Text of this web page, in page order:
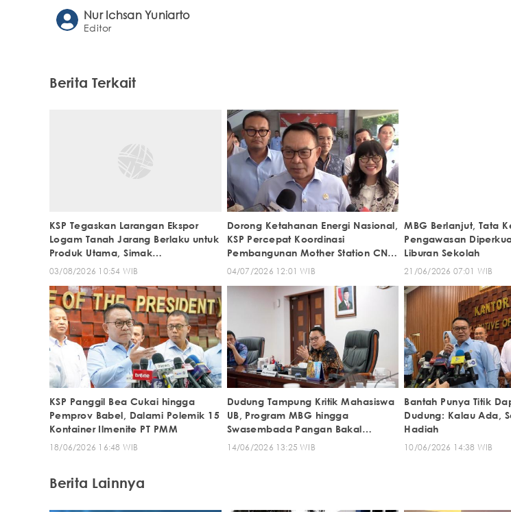
Nur Ichsan Yuniarto
Editor
Berita Terkait
KSP Tegaskan Larangan Ekspor
Logam Tanah Jarang Berlaku untuk
Produk Utama, Simak
Penjelasannya
03/08/2026 10:54 WIB
Dorong Ketahanan Energi Nasional,
KSP Percepat Koordinasi
Pembangunan Mother Station CNG
Muara Enim
04/07/2026 12:01 WIB
MBG Berlanjut, Tata
Pengawasan
Liburan Sekolah
21/06/2026 07:01 WIB
KSP Panggil Bea Cukai hingga
Pemprov Babel, Dalami Polemik 15
Kontainer Ilmenite PT PMM
18/06/2026 16:48 WIB
Dudung Tampung Kritik Mahasiswa
UB, Program MBG hingga
Swasembada Pangan Bakal
Dievaluasi
14/06/2026 13:25 WIB
Bantah Punya Titik
Dudung: Kalau Ada,
Hadiah
10/06/2026 14:38 WIB
Berita Lainnya